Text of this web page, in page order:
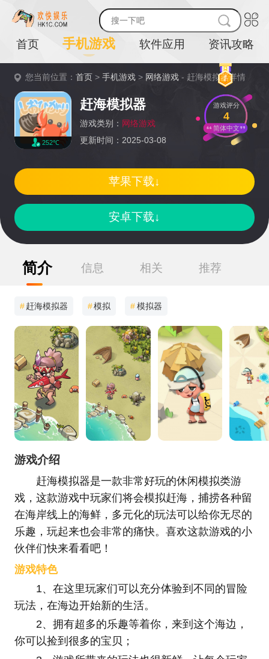
首页 手机游戏 软件应用 资讯攻略
您当前位置：首页 >手机游戏 > 网络游戏 - 赶海模拟器详情
252℃
赶海模拟器
游戏类别： 网络游戏
更新时间：2025-03-08
游戏评分
4
简体中文
安卓下载↓
苹果下载↓
简介 信息 相关 推荐
#赶海模拟器 #模拟 #模拟器
游戏介绍
赶海模拟器是一款非常好玩的休闲模拟类游
戏，这款游戏中玩家们将会模拟赶海，捕捞各种留
在海岸线上的海鲜，多元化的玩法可以给你无尽的
乐趣，玩起来也会非常的痛快。喜欢这款游戏的小
伙伴们快来看看吧！
游戏特色
1、在这里玩家们可以充分体验到不同的冒险
玩法，在海边开始新的生活。
2、拥有超多的乐趣等着你，来到这个海边，
你可以捡到很多的宝贝；